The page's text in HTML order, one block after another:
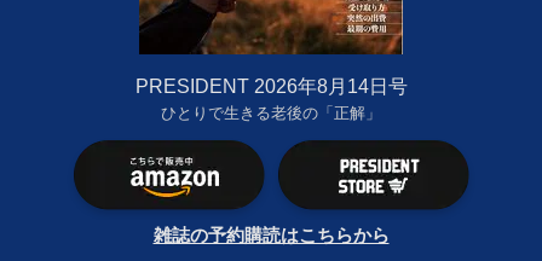
PRESIDENT 2026年8月14日号
ひとりで生きる老後の「正解」
雑誌の予約購読はこちらから